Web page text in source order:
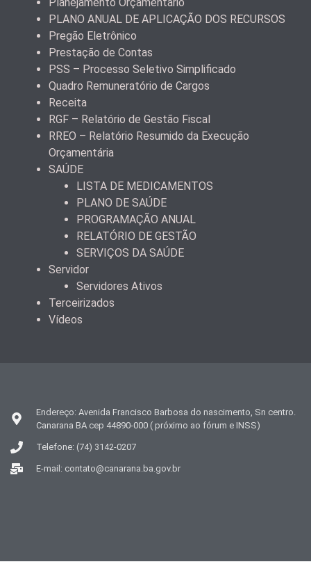
Planejamento Orçamentário
PLANO ANUAL DE APLICAÇÃO DOS RECURSOS
Pregão Eletrônico
Prestação de Contas
PSS – Processo Seletivo Simplificado
Quadro Remuneratório de Cargos
Receita
RGF – Relatório de Gestão Fiscal
RREO – Relatório Resumido da Execução
Orçamentária
SAÚDE
LISTA DE MEDICAMENTOS
PLANO DE SAÚDE
PROGRAMAÇÃO ANUAL
RELATÓRIO DE GESTÃO
SERVIÇOS DA SAÚDE
Servidor
Servidores Ativos
Terceirizados
Vídeos
Endereço: Avenida Francisco Barbosa do nascimento, Sn centro.
Canarana BA cep 44890-000 ( próximo ao fórum e INSS)
Telefone: (74) 3142-0207
E-mail: contato@canarana.ba.gov.br